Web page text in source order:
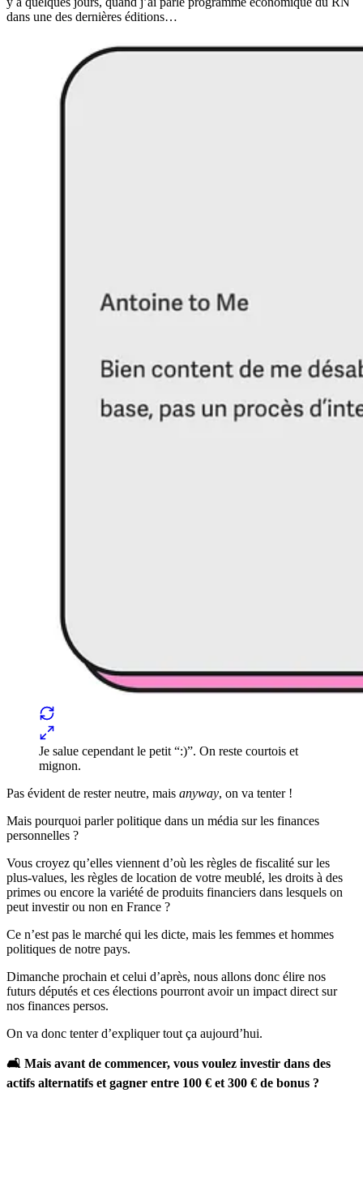
dans une des dernières éditions…
Je salue cependant le petit “:)”. On reste courtois et
mignon.
Pas évident de rester neutre, mais anyway, on va tenter !
Mais pourquoi parler politique dans un média sur les finances
personnelles ?
Vous croyez qu’elles viennent d’où les règles de fiscalité sur les
plus-values, les règles de location de votre meublé, les droits à des
primes ou encore la variété de produits financiers dans lesquels on
peut investir ou non en France ?
Ce n’est pas le marché qui les dicte, mais les femmes et hommes
politiques de notre pays.
Dimanche prochain et celui d’après, nous allons donc élire nos
futurs députés et ces élections pourront avoir un impact direct sur
nos finances persos.
On va donc tenter d’expliquer tout ça aujourd’hui.
🛋️ Mais avant de commencer, vous voulez investir dans des
actifs alternatifs et gagner entre 100 € et 300 € de bonus ?